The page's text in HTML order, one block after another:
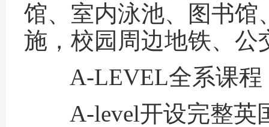
馆、室内泳池、图书馆
施，校园周边地铁、公
A-LEVEL全系课程
A-level开设完整英国